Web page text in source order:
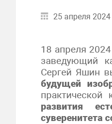
25 апреля 2024
18 апреля
заведующий
Сергей Яшин
будущей
развития
суверенитета